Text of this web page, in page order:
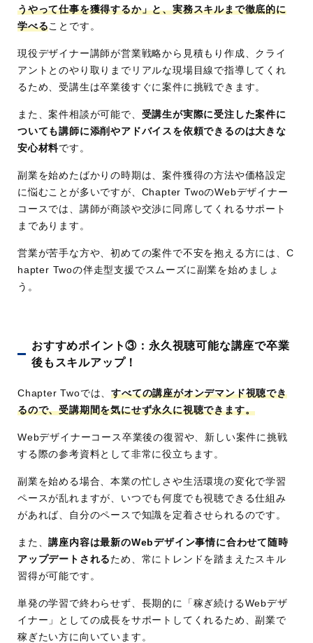
うやって仕事を獲得するか」と、実務スキルまで徹底的に
学べることです。
現役デザイナー講師が営業戦略から見積もり作成、クライ
アントとのやり取りまでリアルな現場目線で指導してくれ
るため、受講生は卒業後すぐに案件に挑戦できます。
また、案件相談が可能で、 受講生が実際に受注した案件に
ついても講師に添削やアドバイスを依頼できるのは大きな
安心材料です。
副業を始めたばかりの時期は、案件獲得の方法や価格設定
に悩むことが多いですが、Chapter TwoのWebデザイナー
コースでは、講師が商談や交渉に同席してくれるサポート
まであります。
営業が苦手な方や、初めての案件で不安を抱える方には、C
hapter Twoの伴走型支援でスムーズに副業を始めましょ
う。
おすすめポイント③：永久視聴可能な講座で卒業
後もスキルアップ！
Chapter Twoでは、すべての講座がオンデマンド視聴でき
るので、受講期間を気にせず永久に視聴できます。
Webデザイナーコース卒業後の復習や、新しい案件に挑戦
する際の参考資料として非常に役立ちます。
副業を始める場合、本業の忙しさや生活環境の変化で学習
ペースが乱れますが、いつでも何度でも視聴できる仕組み
があれば、自分のペースで知識を定着させられるのです。
また、講座内容は最新のWebデザイン事情に合わせて随時
アップデートされる ため、常にトレンドを踏まえたスキル
習得が可能です。
単発の学習で終わらせず、長期的に「稼ぎ続けるWebデザ
イナー」としての成長をサポートしてくれるため、副業で
稼ぎたい方に向いています。